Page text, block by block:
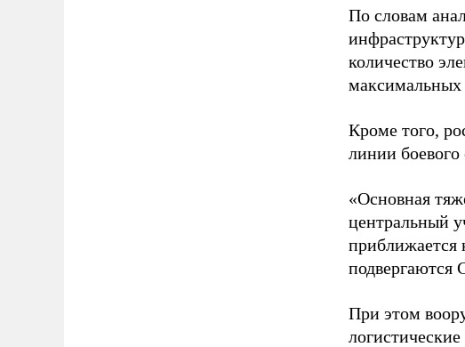
По словам
количество
максимальных
Кроме того,
линии
«Основная
центральный
подвергаются
При этом